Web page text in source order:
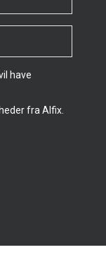
have
fra Alfix.